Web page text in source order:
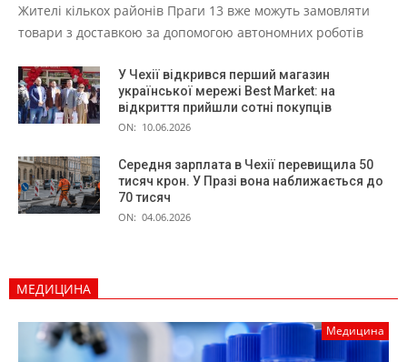
Жителі кількох районів Праги 13 вже можуть замовляти
товари з доставкою за допомогою автономних роботів
У Чехії відкрився перший магазин
української мережі Best Market: на
відкриття прийшли сотні покупців
ON: 10.06.2026
Середня зарплата в Чехії перевищила 50
тисяч крон. У Празі вона наближається до
70 тисяч
ON: 04.06.2026
МЕДИЦИНА
Медицина